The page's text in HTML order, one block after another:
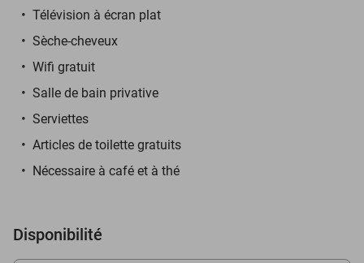
Télévision à écran plat
Sèche-cheveux
Wifi gratuit
Salle de bain privative
Serviettes
Articles de toilette gratuits
Nécessaire à café et à thé
Disponibilité